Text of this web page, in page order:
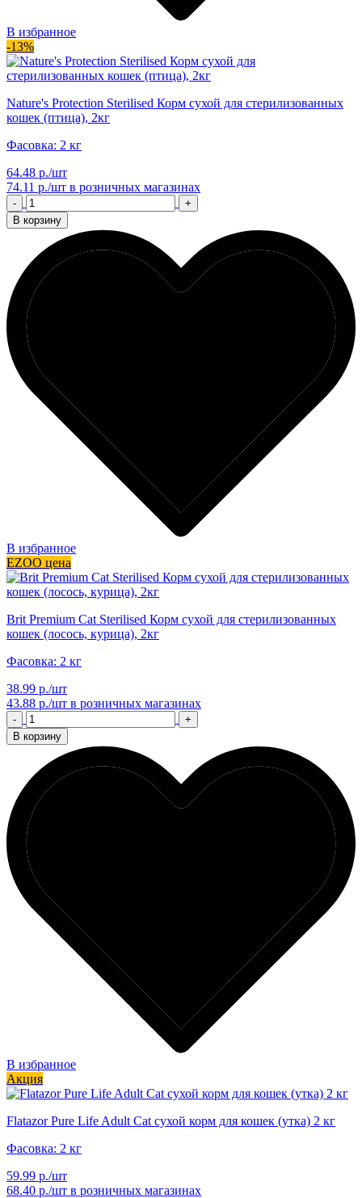
В избранное
-13%
Nature's Protection Sterilised Корм сухой для стерилизованных
кошек (птица), 2кг
Фасовка: 2 кг
64.48 р./шт
74.11 р./шт в розничных магазинах
-
+
В корзину
В избранное
EZOO цена
Brit Premium Cat Sterilised Корм сухой для стерилизованных
кошек (лосось, курица), 2кг
Фасовка: 2 кг
38.99 р./шт
43.88 р./шт в розничных магазинах
-
+
В корзину
В избранное
Акция
Flatazor Pure Life Adult Cat сухой корм для кошек (утка) 2 кг
Фасовка: 2 кг
59.99 р./шт
68.40 р./шт в розничных магазинах